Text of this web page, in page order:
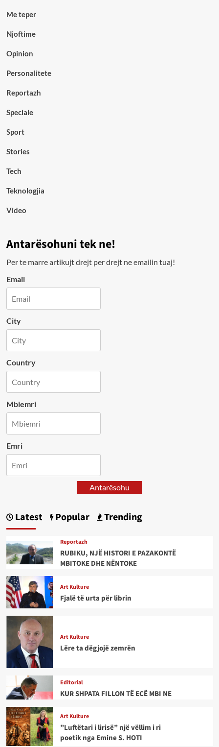
Me teper
Njoftime
Opinion
Personalitete
Reportazh
Speciale
Sport
Stories
Tech
Teknologjia
Video
Antarësohuni tek ne!
Per te marre artikujt drejt per drejt ne emailin tuaj!
Email
City
Country
Mbiemri
Emri
Antarësohu
Latest Popular Trending
Reportazh
RUBIKU, NJË HISTORI E PAZAKONTË
MBITOKE DHE NËNTOKE
Art Kulture
Fjalë të urta për librin
Art Kulture
Lëre ta dëgjojë zemrën
Editorial
KUR SHPATA FILLON TË ECË MBI NE
Art Kulture
”Luftëtari i lirisë” një vëllim i ri
poetik nga Emine S. HOTI